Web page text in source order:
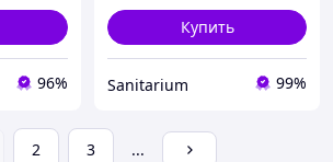
96%
Купить
Sanitarium 99%
2 3 ...